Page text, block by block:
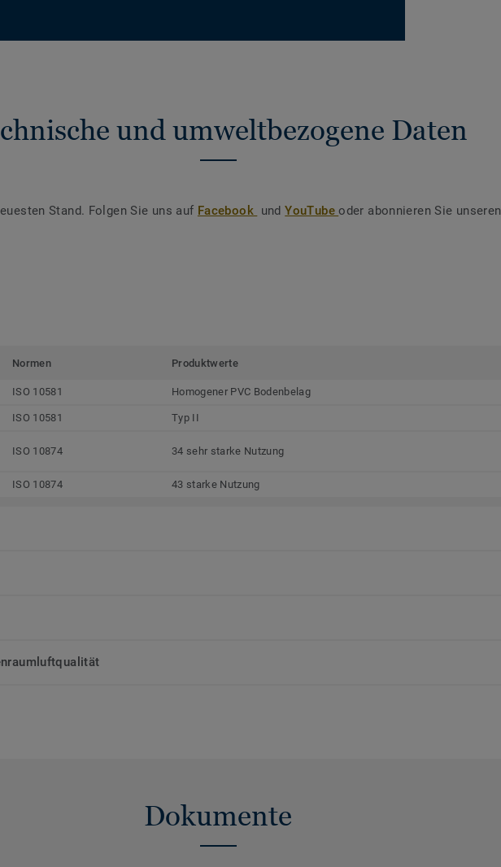
und umweltbezogene Daten
Stand. Folgen Sie uns auf Facebook undYouTubeoder abonnieren Sie unseren
Normen Produktwerte
ISO 10581 Homogener PVC Bodenbelag
ISO 10581 Typ II
ISO 10874 34 sehr starke Nutzung
ISO 10874 43 starke Nutzung
Dokumente